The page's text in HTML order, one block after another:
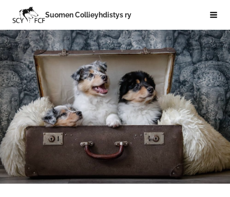
Siirry
sivun
sisältöön
Suomen Collieyhdistys ry